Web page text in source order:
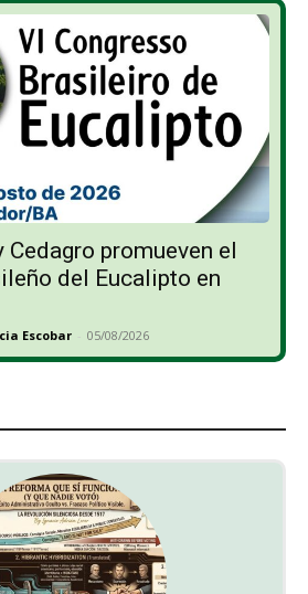
Cedagro promueven el
del Eucalipto en
Escobar - 05/08/2026